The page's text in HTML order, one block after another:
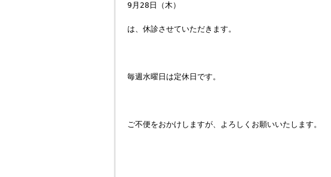
9月28日（木）
は、休診させていただきます。
毎週水曜日は定休日です。
ご不便をおかけしますが、よろしくお願いいたします。